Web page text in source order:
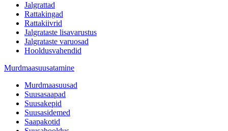
Jalgrattad
Rattakingad
Rattakiivrid
Jalgrataste lisavarustus
Jalgrataste varuosad
Hooldusvahendid
Murdmaasuusatamine
Murdmaasuusad
Suusasaapad
Suusakepid
Suusasidemed
Saapakotid